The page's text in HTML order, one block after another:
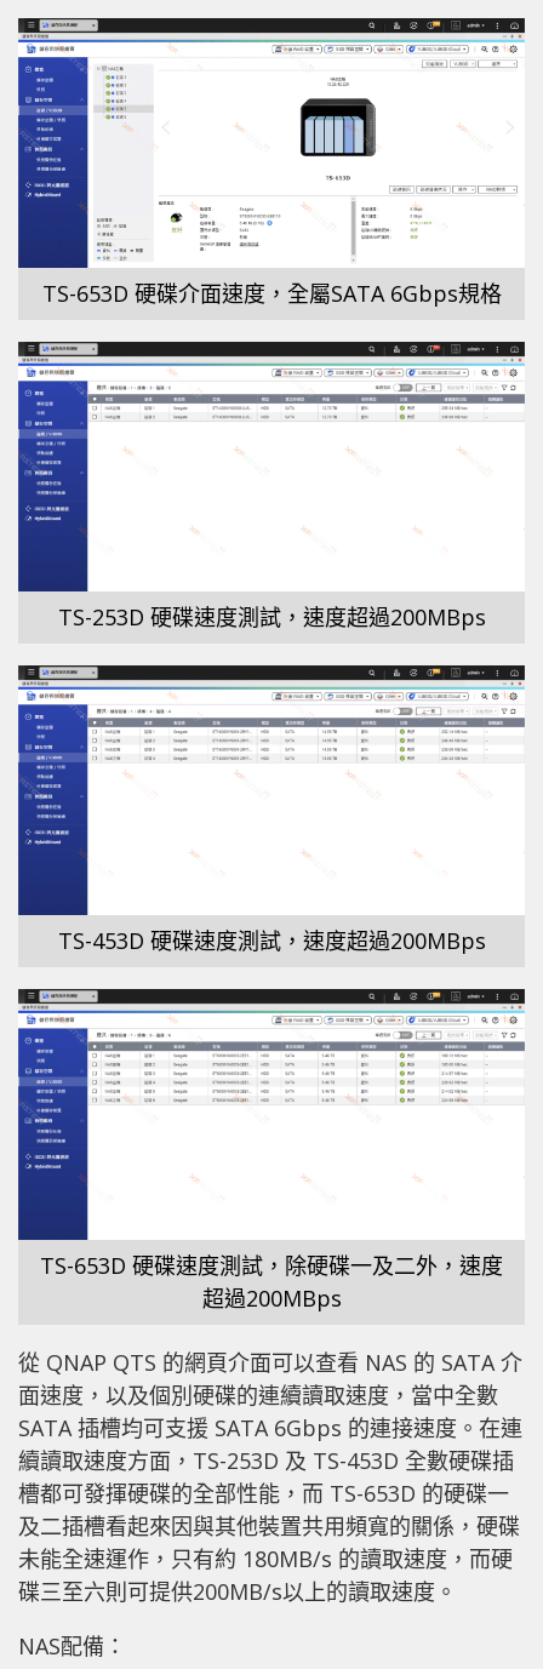
TS-653D 硬碟介面速度，全屬SATA 6Gbps規格
TS-253D 硬碟速度測試，速度超過200MBps
TS-453D 硬碟速度測試，速度超過200MBps
TS-653D 硬碟速度測試，除硬碟一及二外，速度
超過200MBps
從 QNAP QTS 的網頁介面可以查看 NAS 的 SATA 介
面速度，以及個別硬碟的連續讀取速度，當中全數
SATA 插槽均可支援 SATA 6Gbps 的連接速度。在連
續讀取速度方面，TS-253D 及 TS-453D 全數硬碟插
槽都可發揮硬碟的全部性能，而 TS-653D 的硬碟一
及二插槽看起來因與其他裝置共用頻寬的關係，硬碟
未能全速運作，只有約 180MB/s 的讀取速度，而硬
碟三至六則可提供200MB/s以上的讀取速度。
NAS配備：